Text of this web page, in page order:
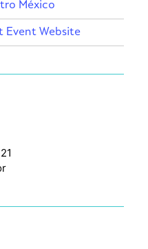
México
Event Website